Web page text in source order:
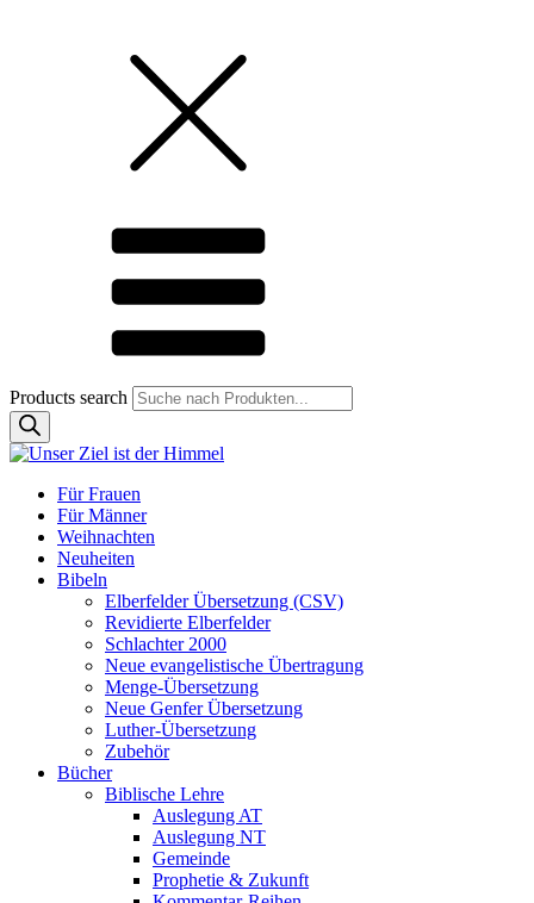
Products search
Für Frauen
Für Männer
Weihnachten
Neuheiten
Bibeln
Elberfelder Übersetzung (CSV)
Revidierte Elberfelder
Schlachter 2000
Neue evangelistische Übertragung
Menge-Übersetzung
Neue Genfer Übersetzung
Luther-Übersetzung
Zubehör
Bücher
Biblische Lehre
Auslegung AT
Auslegung NT
Gemeinde
Prophetie & Zukunft